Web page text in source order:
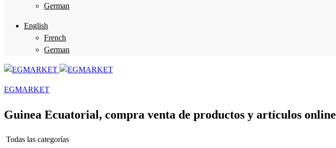
German
English
French
German
EGMARKET
Guinea Ecuatorial, compra venta de productos y artículos online
Todas las categorías